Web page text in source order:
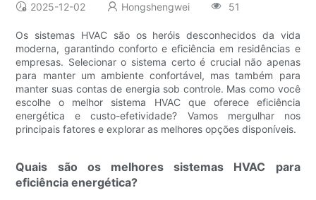
2025-12-02 Hongshengwei 51
Os sistemas HVAC são os heróis desconhecidos da vida
moderna, garantindo conforto e eficiência em residências e
empresas. Selecionar o sistema certo é crucial não apenas
para manter um ambiente confortável, mas também para
manter suas contas de energia sob controle. Mas como você
escolhe o melhor sistema HVAC que oferece eficiência
energética e custo-efetividade? Vamos mergulhar nos
principais fatores e explorar as melhores opções disponíveis.
Quais são os melhores sistemas HVAC para
eficiência energética?